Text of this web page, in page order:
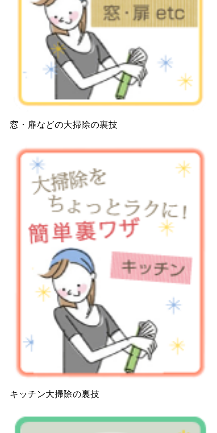
窓・扉などの大掃除の裏技
キッチン大掃除の裏技